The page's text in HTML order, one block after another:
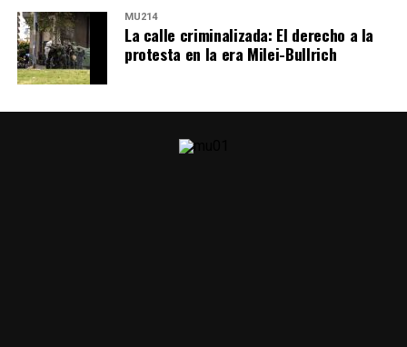
MU214
La calle criminalizada: El derecho a la
protesta en la era Milei-Bullrich